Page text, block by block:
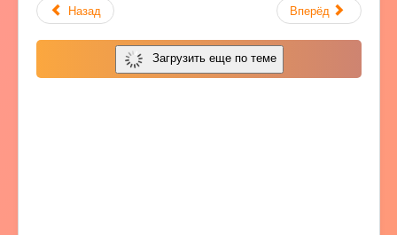
Назад Вперёд
Загрузить еще по теме